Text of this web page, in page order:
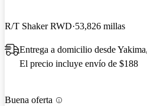
R/T Shaker RWD 53,826 millas
Entrega a domicilio desde
El precio incluye envío de $188
Buena oferta